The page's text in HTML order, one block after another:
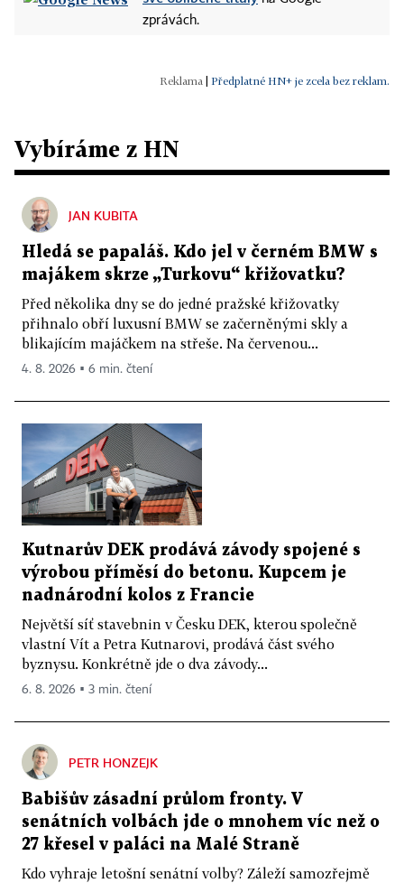
zprávách.
Předplatné HN+ je zcela bez reklam.
Vybíráme z HN
JAN KUBITA
Hledá se papaláš. Kdo jel v černém BMW s
majákem skrze „Turkovu“ křižovatku?
Před několika dny se do jedné pražské křižovatky
přihnalo obří luxusní BMW se začerněnými skly a
blikajícím majáčkem na střeše. Na červenou...
4. 8. 2026 ▪ 6 min. čtení
Kutnarův DEK prodává závody spojené s
výrobou příměsí do betonu. Kupcem je
nadnárodní kolos z Francie
Největší síť stavebnin v Česku DEK, kterou společně
vlastní Vít a Petra Kutnarovi, prodává část svého
byznysu. Konkrétně jde o dva závody...
6. 8. 2026 ▪ 3 min. čtení
PETR HONZEJK
Babišův zásadní průlom fronty. V
senátních volbách jde o mnohem víc než o
27 křesel v paláci na Malé Straně
Kdo vyhraje letošní senátní volby? Záleží samozřejmě